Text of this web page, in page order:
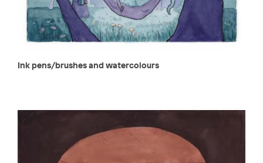
Ink pens/brushes and watercolours